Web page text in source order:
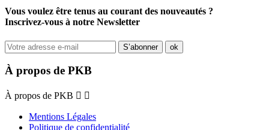
Vous voulez être tenus au courant des nouveautés ?
Inscrivez-vous à notre Newsletter
À propos de PKB
À propos de PKB  
Mentions Légales
Politique de confidentialité